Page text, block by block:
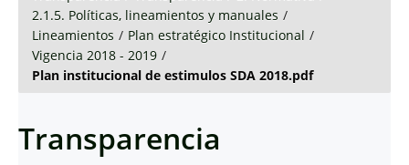
2.1.5. Políticas, lineamientos y manuales /
Lineamientos / Plan estratégico Institucional /
Vigencia 2018 - 2019 /
Plan institucional de estimulos SDA 2018.pdf
Transparencia